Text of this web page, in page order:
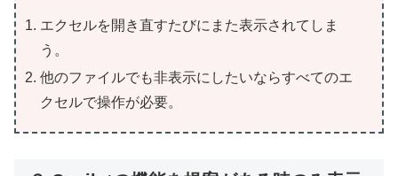
エクセルを開き直すたびにまた表示されてしま
う。
他のファイルでも非表示にしたいならすべてのエ
クセルで操作が必要。